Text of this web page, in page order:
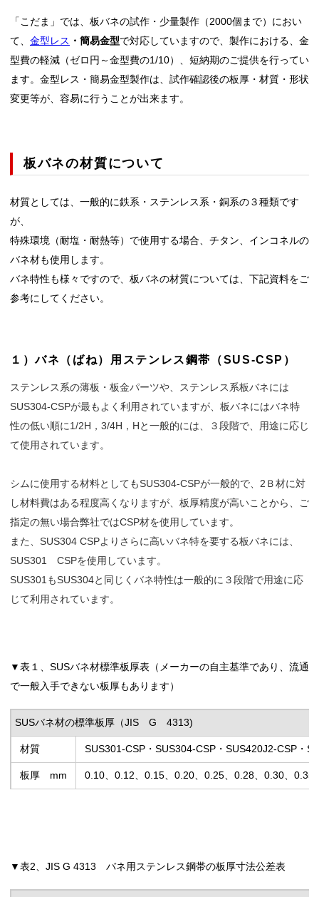
「こだま」では、板バネの試作・少量製作（2000個まで）におい
て、 金型レス ・簡易金型で対応していますので、製作における、金
型費の軽減（ゼロ円～金型費の1/10）、短納期のご提供を行ってい
ます。金型レス・簡易金型製作は、試作確認後の板厚・材質・形状
変更等が、容易に行うことが出来ます。
板バネの材質について
材質としては、一般的に鉄系・ステンレス系・銅系の３種類です
が、
特殊環境（耐塩・耐熱等）で使用する場合、チタン、インコネルの
バネ材も使用します。
バネ特性も様々ですので、板バネの材質については、下記資料をご
参考にしてください。
１）バネ（ばね）用ステンレス鋼帯（SUS-CSP）
ステンレス系の薄板・板金パーツや、ステンレス系板バネには
SUS304-CSPが最もよく利用されていますが、板バネにはバネ特
性の低い順に1/2H，3/4H，Hと一般的には、３段階で、用途に応じ
て使用されています。
シムに使用する材料としてもSUS304-CSPが一般的で、2Ｂ材に対
し材料費はある程度高くなりますが、板厚精度が高いことから、ご
指定の無い場合弊社ではCSP材を使用しています。
また、SUS304 CSPよりさらに高いバネ特を要する板バネには、
SUS301 CSPを使用しています。
SUS301もSUS304と同じくバネ特性は一般的に３段階で用途に応
じて利用されています。
▼表１、SUSバネ材標準板厚表（メーカーの自主基準であり、流通
で一般入手できない板厚もあります）
SUSバネ材の標準板厚（JIS G 4313)
材質 SUS301-CSP・SUS304-CSP・SUS420J2-CSP・
板厚 mm 0.10、0.12、0.15、0.20、0.25、0.28、0.30、
▼表2、JIS G 4313 バネ用ステンレス鋼帯の板厚寸法公差表